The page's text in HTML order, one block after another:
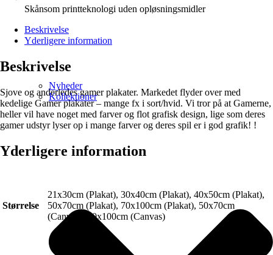
Nyheder
Kollektioner
Skånsom printteknologi uden opløsningsmidler
Beskrivelse
Yderligere information
Beskrivelse
Sjove og anderledes gamer plakater. Markedet flyder over med
kedelige Gamer plakater – mange fx i sort/hvid. Vi tror på at Gamerne,
heller vil have noget med farver og flot grafisk design, lige som deres
gamer udstyr lyser op i mange farver og deres spil er i god grafik! !
Yderligere information
Størrelse
21x30cm (Plakat), 30x40cm (Plakat), 40x50cm (Plakat),
50x70cm (Plakat), 70x100cm (Plakat), 50x70cm
(Canvas), 70x100cm (Canvas)